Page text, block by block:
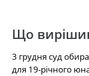
Що
3 грудня суд
для 19-річного